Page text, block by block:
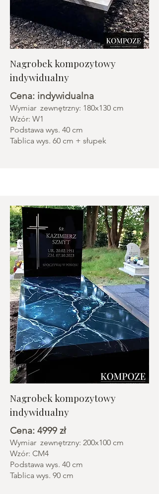
Nagrobek kompozytowy
indywidualny
Cena: indywidualna
Wymiar zewnętrzny: 180x130 cm
Wzór: W1
Podstawa wys. 40 cm
Tablica wys. 60 cm + słupek
Nagrobek kompozytowy
indywidualny
Cena: 4999 zł
Wymiar zewnętrzny: 200x100 cm
Wzór: CM4
Podstawa wys. 40 cm
Tablica wys. 90 cm